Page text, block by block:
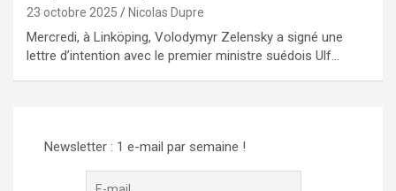
23 octobre 2025 Nicolas Dupre
Mercredi, à Linköping, Volodymyr Zelensky a signé une
lettre d’intention avec le premier ministre suédois Ulf…
Newsletter : 1 e-mail par semaine !